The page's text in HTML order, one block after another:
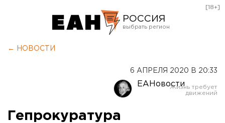
РОССИЯ
Оренбург
[18+]
← НОВОСТИ
6 АПРЕЛЯ 2020 В 20:33
ЕАНовости
Гепрокуратура